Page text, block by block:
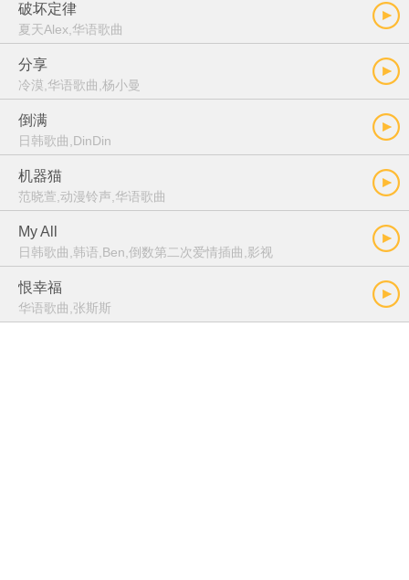
破坏定律
夏天Alex,华语歌曲
分享
冷漠,华语歌曲,杨小曼
倒满
日韩歌曲,DinDin
机器猫
范晓萱,动漫铃声,华语歌曲
My All
日韩歌曲,韩语,Ben,倒数第二次爱情插曲,影视
恨幸福
华语歌曲,张斯斯